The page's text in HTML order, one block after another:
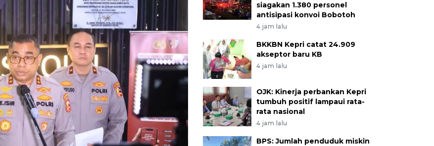
siagakan 1.380 personel
antisipasi konvoi Bobotoh
4 jam lalu
BKKBN Kepri catat 24.909
akseptor baru KB
4 jam lalu
OJK: Kinerja perbankan Kepri
tumbuh positif lampaui rata-
rata nasional
4 jam lalu
BPS: Jumlah penduduk miskin